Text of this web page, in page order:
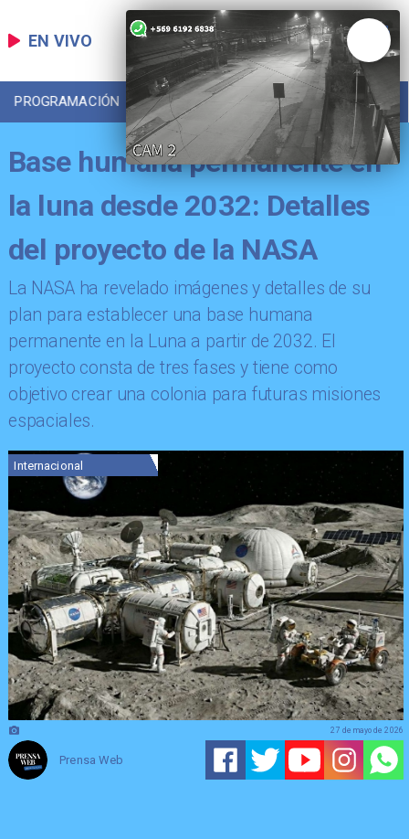
EN VIVO
PROGRAMACIÓN LOCAL DEPORTES
Base humana permanente en
la luna desde 2032: Detalles
del proyecto de la NASA
La NASA ha revelado imágenes y detalles de su
plan para establecer una base humana
permanente en la Luna a partir de 2032. El
proyecto consta de tres fases y tiene como
objetivo crear una colonia para futuras misiones
espaciales.
Internacional
Prensa Web
27 de mayo de 2026